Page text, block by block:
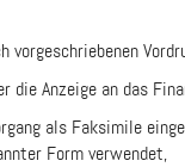
vorgeschriebenen
die Anzeige an das
als Faksimile
Form verwendet,